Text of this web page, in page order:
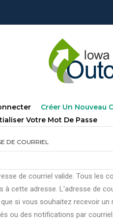
Créer Un Nouveau
Votre Mot De Passe
DE COURRIEL
de courriel valide. Tous les
à cette adresse. L'adresse de
si vous souhaitez recevoir
ou des notifications par courriel.